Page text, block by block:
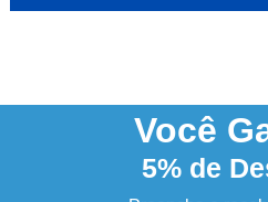
NOSSO
3% DESCONTO
Você
5% de